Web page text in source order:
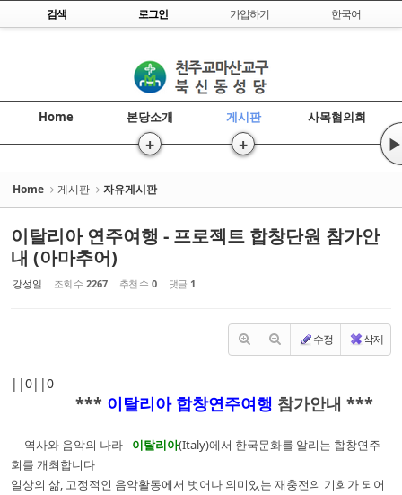
Skip to content
검색 로그인 가입하기 한국어
Home 본당소개
+
게시판
+
사목협의회
▶
Home 게시판 자유게시판
이탈리아 연주여행 - 프로젝트 합창단원 참가안
내 (아마추어)
강성일 조회 수 2267 추천 수 0 댓글 1
수정 삭제
||0||0
*** 이탈리아 합창연주여행 참가안내 ***
역사와 음악의 나라 - 이탈리아(Italy)에서 한국문화를 알리는 합창연주
회를 개최합니다
일상의 삶, 고정적인 음악활동에서 벗어나 의미있는 재충전의 기회가 되어
Sketchbook5, 스케치북5
Sketchbook5, 스케치북5